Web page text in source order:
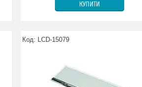
КУПИТИ
LCD-15079